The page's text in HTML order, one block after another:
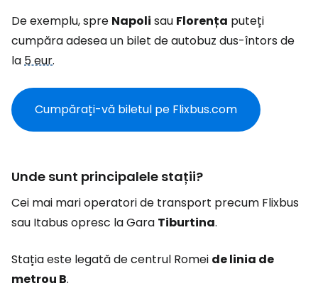
De exemplu, spre Napoli sau Florența puteți
cumpăra adesea un bilet de autobuz dus-întors de
la 5 eur.
Cumpărați-vă biletul pe Flixbus.com
Unde sunt principalele stații?
Cei mai mari operatori de transport precum Flixbus
sau Itabus opresc la Gara Tiburtina.
Stația este legată de centrul Romei de linia de
metrou B.